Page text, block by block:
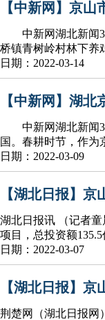
【中新网】京
中新网湖北新闻3
桥镇青树岭村林下养
日期：2022-03-14
【中新网】湖
中新网湖北新闻3
国。春耕时节，作为
日期：2022-03-09
【湖北日报】
湖北日报讯 （记者
项目，总投资额
日期：2022-03-07
【湖北日报】
荆楚网（湖北日报网